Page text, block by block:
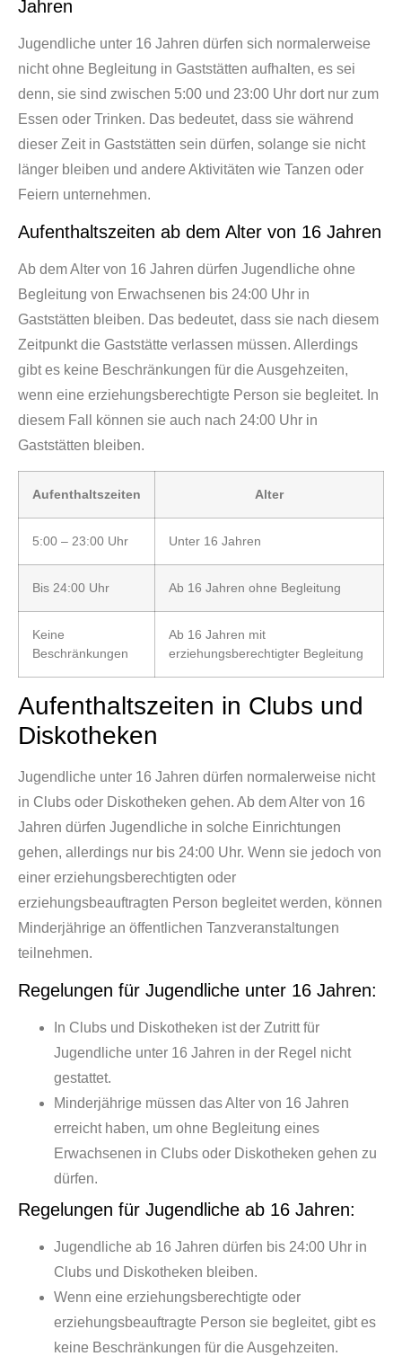
Jahren
Jugendliche unter 16 Jahren dürfen sich normalerweise
nicht ohne Begleitung in Gaststätten aufhalten, es sei
denn, sie sind zwischen 5:00 und 23:00 Uhr dort nur zum
Essen oder Trinken. Das bedeutet, dass sie während
dieser Zeit in Gaststätten sein dürfen, solange sie nicht
länger bleiben und andere Aktivitäten wie Tanzen oder
Feiern unternehmen.
Aufenthaltszeiten ab dem Alter von 16 Jahren
Ab dem Alter von 16 Jahren dürfen Jugendliche ohne
Begleitung von Erwachsenen bis 24:00 Uhr in
Gaststätten bleiben. Das bedeutet, dass sie nach diesem
Zeitpunkt die Gaststätte verlassen müssen. Allerdings
gibt es keine Beschränkungen für die Ausgehzeiten,
wenn eine erziehungsberechtigte Person sie begleitet. In
diesem Fall können sie auch nach 24:00 Uhr in
Gaststätten bleiben.
Aufenthaltszeiten Alter
5:00 – 23:00 Uhr Unter 16 Jahren
Bis 24:00 Uhr Ab 16 Jahren ohne Begleitung
Keine
Beschränkungen
Ab 16 Jahren mit
erziehungsberechtigter Begleitung
Aufenthaltszeiten in Clubs und
Diskotheken
Jugendliche unter 16 Jahren dürfen normalerweise nicht
in Clubs oder Diskotheken gehen. Ab dem Alter von 16
Jahren dürfen Jugendliche in solche Einrichtungen
gehen, allerdings nur bis 24:00 Uhr. Wenn sie jedoch von
einer erziehungsberechtigten oder
erziehungsbeauftragten Person begleitet werden, können
Minderjährige an öffentlichen Tanzveranstaltungen
teilnehmen.
Regelungen für Jugendliche unter 16 Jahren:
In Clubs und Diskotheken ist der Zutritt für
Jugendliche unter 16 Jahren in der Regel nicht
gestattet.
Minderjährige müssen das Alter von 16 Jahren
erreicht haben, um ohne Begleitung eines
Erwachsenen in Clubs oder Diskotheken gehen zu
dürfen.
Regelungen für Jugendliche ab 16 Jahren:
Jugendliche ab 16 Jahren dürfen bis 24:00 Uhr in
Clubs und Diskotheken bleiben.
Wenn eine erziehungsberechtigte oder
erziehungsbeauftragte Person sie begleitet, gibt es
keine Beschränkungen für die Ausgehzeiten.